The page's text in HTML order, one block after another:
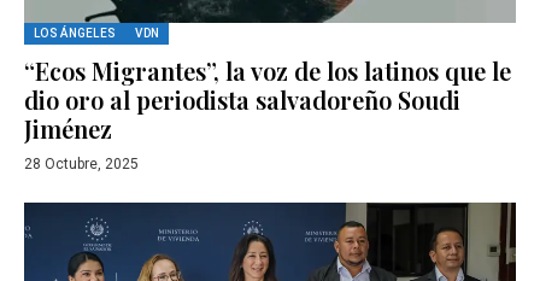
LOS ÁNGELES VDN
“Ecos Migrantes”, la voz de los latinos que le
dio oro al periodista salvadoreño Soudi
Jiménez
28 Octubre, 2025